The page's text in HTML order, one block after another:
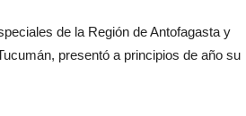
de la Región de Antofagasta y
presentó a principios de año su